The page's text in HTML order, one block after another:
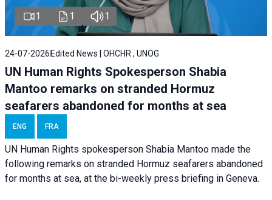
1 1 1
24-07-2026 Edited News | OHCHR , UNOG
UN Human Rights Spokesperson Shabia
Mantoo remarks on stranded Hormuz
seafarers abandoned for months at sea
ENG FRA
UN Human Rights spokesperson Shabia Mantoo made the
following remarks on stranded Hormuz seafarers abandoned
for months at sea, at the bi-weekly press briefing in Geneva.